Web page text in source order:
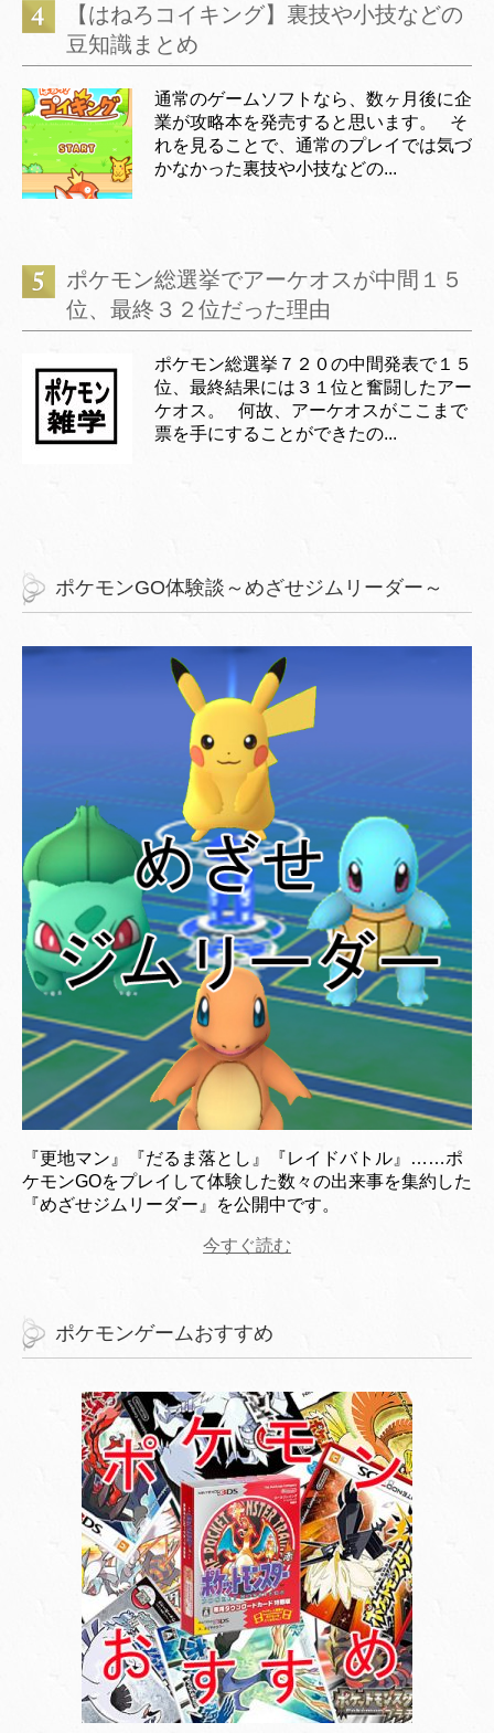
【はねろコイキング】裏技や小技などの
豆知識まとめ
通常のゲームソフトなら、数ヶ月後に企
業が攻略本を発売すると思います。 そ
れを見ることで、通常のプレイでは気づ
かなかった裏技や小技などの...
ポケモン総選挙でアーケオスが中間１５
位、最終３２位だった理由
ポケモン総選挙７２０の中間発表で１５
位、最終結果には３１位と奮闘したアー
ケオス。 何故、アーケオスがここまで
票を手にすることができたの...
ポケモンGO体験談～めざせジムリーダー～
『更地マン』『だるま落とし』『レイドバトル』……ポ
ケモンGOをプレイして体験した数々の出来事を集約した
『めざせジムリーダー』を公開中です。
今すぐ読む
ポケモンゲームおすすめ